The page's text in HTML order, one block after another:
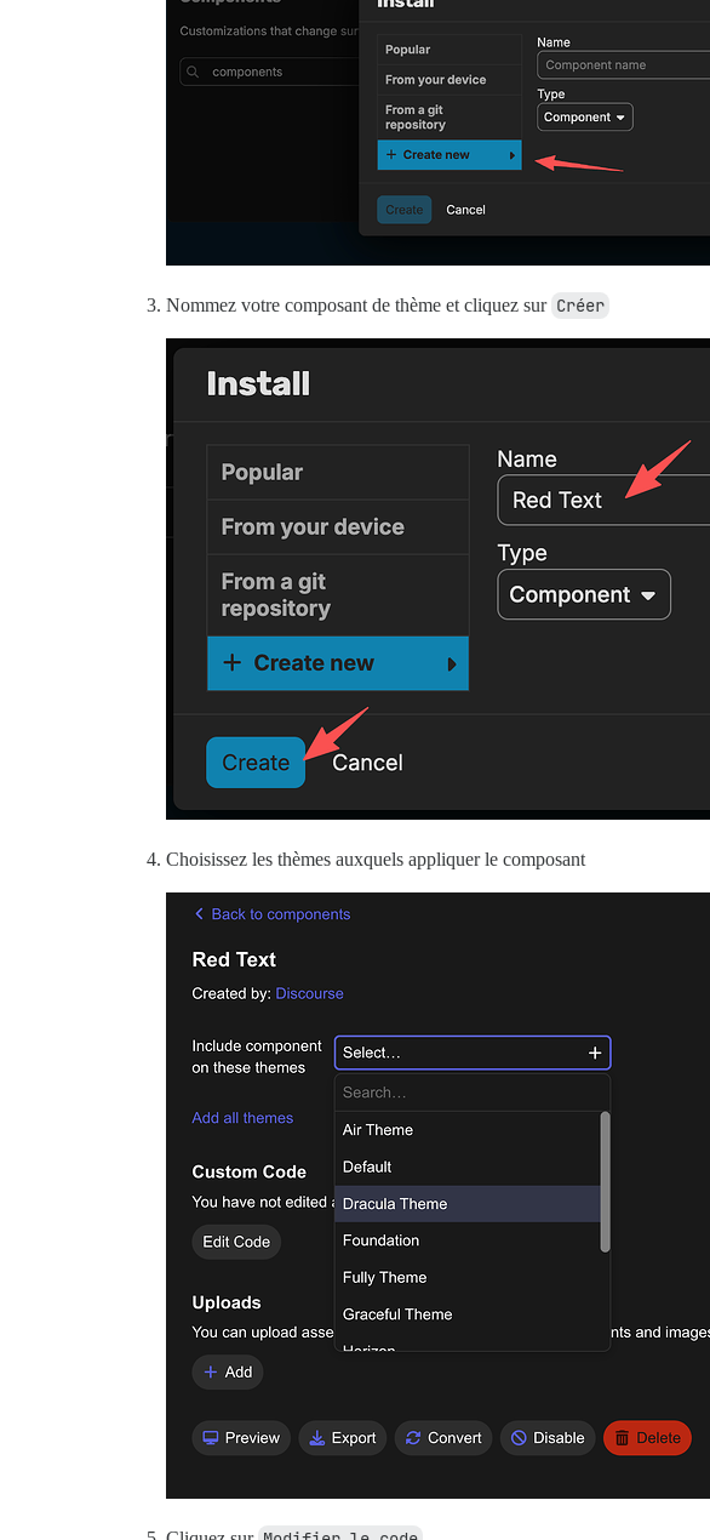
Nommez votre composant de thème et cliquez sur Créer
Choisissez les thèmes auxquels appliquer le composant